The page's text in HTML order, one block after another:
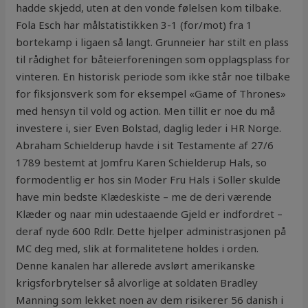
hadde skjedd, uten at den vonde følelsen kom tilbake.
Fola Esch har målstatistikken 3-1 (for/mot) fra 1
bortekamp i ligaen så langt. Grunneier har stilt en plass
til rådighet for båteierforeningen som opplagsplass for
vinteren. En historisk periode som ikke står noe tilbake
for fiksjonsverk som for eksempel «Game of Thrones»
med hensyn til vold og action. Men tillit er noe du må
investere i, sier Even Bolstad, daglig leder i HR Norge.
Abraham Schielderup havde i sit Testamente af 27/6
1789 bestemt at Jomfru Karen Schielderup Hals, so
formodentlig er hos sin Moder Fru Hals i Soller skulde
have min bedste Klædeskiste – me de deri værende
Klæder og naar min udestaaende Gjeld er indfordret –
deraf nyde 600 Rdlr. Dette hjelper administrasjonen på
MC deg med, slik at formalitetene holdes i orden.
Denne kanalen har allerede avslørt amerikanske
krigsforbrytelser så alvorlige at soldaten Bradley
Manning som lekket noen av dem risikerer 56 danish i